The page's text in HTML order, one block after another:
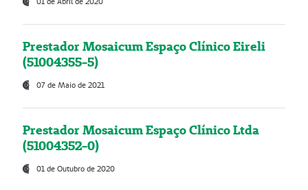
Prestador Mosaicum Espaço Clínico Eireli
(51004355-5)
07 de Maio de 2021
Prestador Mosaicum Espaço Clínico Ltda
(51004352-0)
01 de Outubro de 2020